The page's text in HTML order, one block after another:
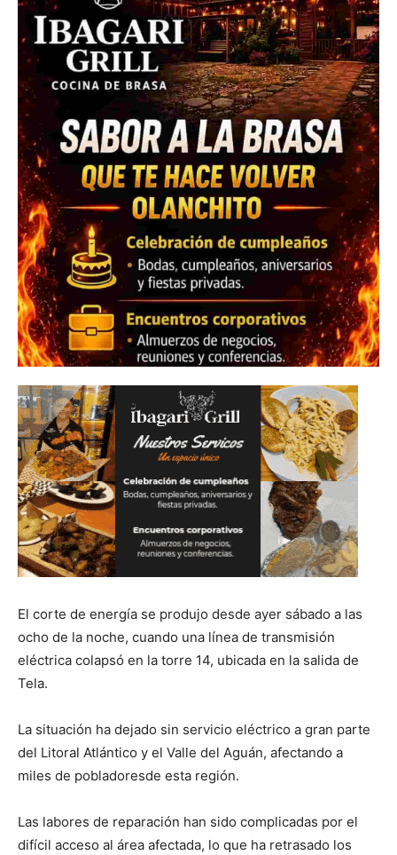
El corte de energía se produjo desde ayer sábado a las
ocho de la noche, cuando una línea de transmisión
eléctrica colapsó en la torre 14, ubicada en la salida de
Tela.
La situación ha dejado sin servicio eléctrico a gran parte
del Litoral Atlántico y el Valle del Aguán, afectando a
miles de pobladoresde esta región.
Las labores de reparación han sido complicadas por el
difícil acceso al área afectada, lo que ha retrasado los